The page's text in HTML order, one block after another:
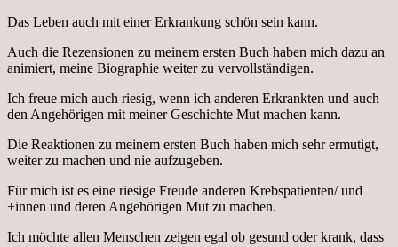
Das Leben auch mit einer Erkrankung schön sein kann.
Auch die Rezensionen zu meinem ersten Buch haben mich dazu an
animiert, meine Biographie weiter zu vervollständigen.
Ich freue mich auch riesig, wenn ich anderen Erkrankten und auch
den Angehörigen mit meiner Geschichte Mut machen kann.
Die Reaktionen zu meinem ersten Buch haben mich sehr ermutigt,
weiter zu machen und nie aufzugeben.
Für mich ist es eine riesige Freude anderen Krebspatienten/ und
+innen und deren Angehörigen Mut zu machen.
Ich möchte allen Menschen zeigen egal ob gesund oder krank, dass